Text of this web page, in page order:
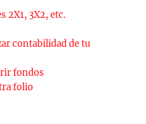
2X1, 3X2, etc.
contabilidad de tu
fondos
folio